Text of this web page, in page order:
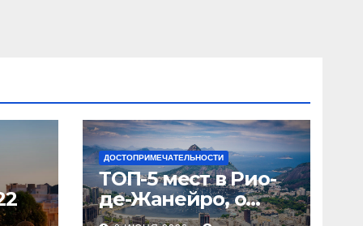
ДОСТОПРИМЕЧАТЕЛЬНОСТИ
ТОП-5 мест в Рио-
де-Жанейро, о
которых вы не